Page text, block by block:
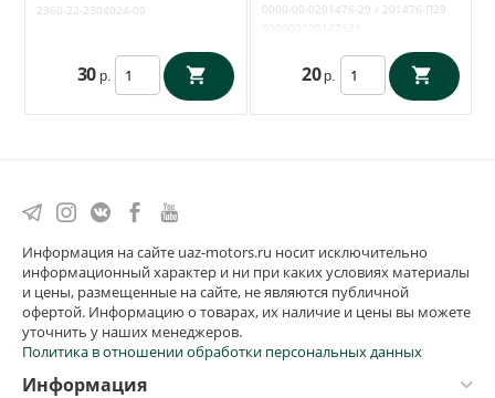
УАЗ) 2360-22-2304024-00
2360-22-2304024-00
30 р.
0000-00-0201476-29 / 201476-П29
000000020147629
20 р.
Информация на сайте uaz-motors.ru носит исключительно
информационный характер и ни при каких условиях материалы
и цены, размещенные на сайте, не являются публичной
офертой. Информацию о товарах, их наличие и цены вы можете
уточнить у наших менеджеров.
Политика в отношении обработки персональных данных
Информация